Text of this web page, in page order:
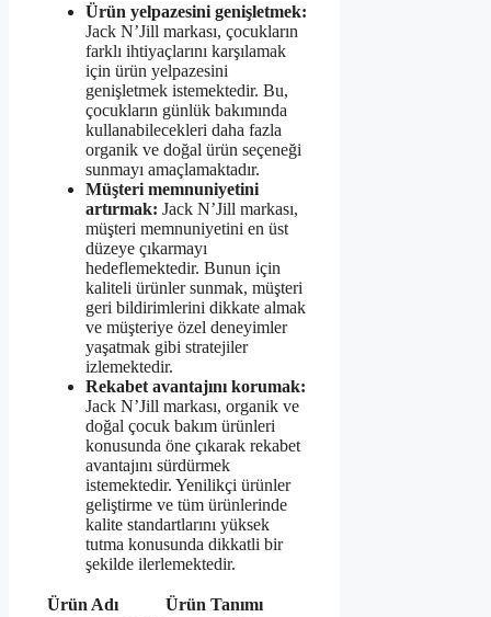
Ürün yelpazesini genişletmek:
Jack N’Jill markası, çocukların
farklı ihtiyaçlarını karşılamak
için ürün yelpazesini
genişletmek istemektedir. Bu,
çocukların günlük bakımında
kullanabilecekleri daha fazla
organik ve doğal ürün seçeneği
sunmayı amaçlamaktadır.
Müşteri memnuniyetini
artırmak: Jack N’Jill markası,
müşteri memnuniyetini en üst
düzeye çıkarmayı
hedeflemektedir. Bunun için
kaliteli ürünler sunmak, müşteri
geri bildirimlerini dikkate almak
ve müşteriye özel deneyimler
yaşatmak gibi stratejiler
izlemektedir.
Rekabet avantajını korumak:
Jack N’Jill markası, organik ve
doğal çocuk bakım ürünleri
konusunda öne çıkarak rekabet
avantajını sürdürmek
istemektedir. Yenilikçi ürünler
geliştirme ve tüm ürünlerinde
kalite standartlarını yüksek
tutma konusunda dikkatli bir
şekilde ilerlemektedir.
Ürün Adı Ürün Tanımı